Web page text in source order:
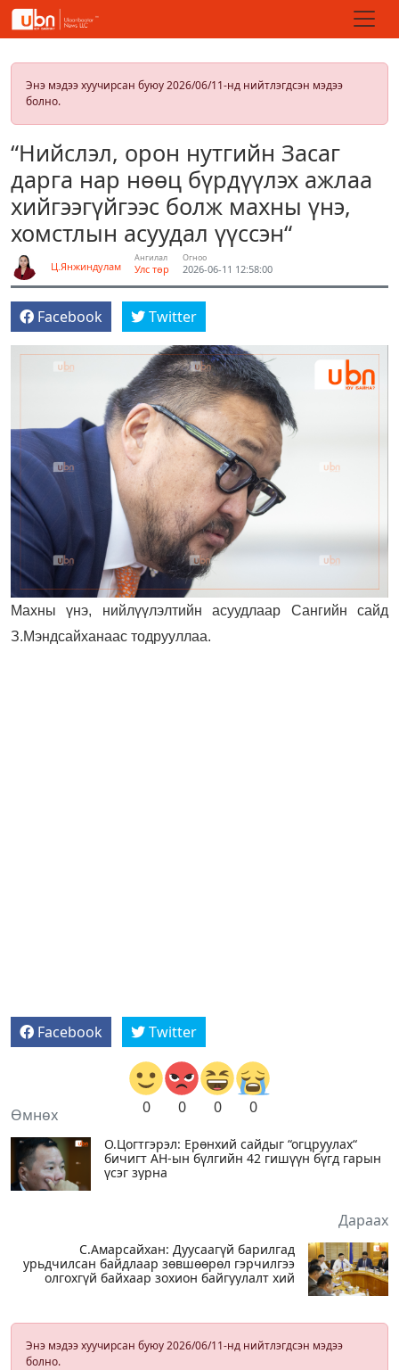
Энэ мэдээ хуучирсан буюу 2026/06/11-нд нийтлэгдсэн мэдээ
болно.
“Нийслэл, орон нутгийн Засаг
дарга нар нөөц бүрдүүлэх ажлаа
хийгээгүйгээс болж махны үнэ,
хомстлын асуудал үүссэн“
Ц.Янжиндулам
Ангилал
Улс төр
Огноо
2026-06-11 12:58:00
Facebook Twitter
Махны үнэ, нийлүүлэлтийн асуудлаар Сангийн сайд
З.Мэндсайханаас тодрууллаа.
Facebook Twitter
0 0 0 0
Өмнөх
О.Цогтгэрэл: Ерөнхий сайдыг “огцруулах“
бичигт АН-ын бүлгийн 42 гишүүн бүгд гарын
үсэг зурна
Дараах
С.Амарсайхан: Дуусаагүй барилгад
урьдчилсан байдлаар зөвшөөрөл гэрчилгээ
олгохгүй байхаар зохион байгуулалт хий
Энэ мэдээ хуучирсан буюу 2026/06/11-нд нийтлэгдсэн мэдээ
болно.